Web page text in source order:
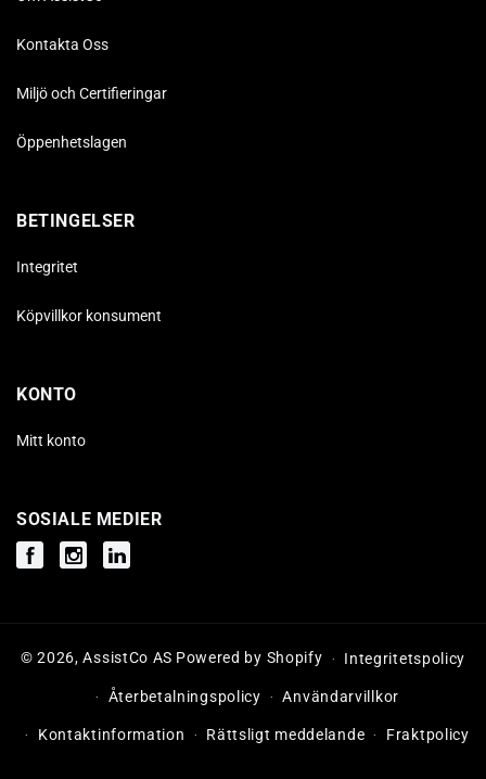
Kontakta Oss
Miljö och Certifieringar
Öppenhetslagen
BETINGELSER
Integritet
Köpvillkor konsument
KONTO
Mitt konto
SOSIALE MEDIER
FacebookInstagramInstagram
© 2026,AssistCo AS Powered by Shopify Integritetspolicy
Återbetalningspolicy Användarvillkor
Kontaktinformation Rättsligt meddelande Fraktpolicy